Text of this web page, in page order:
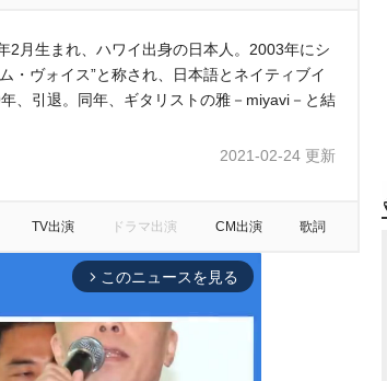
月生まれ、ハワイ出身の日本人。2003年にシ
・ヴォイス”と称され、日本語とネイティブイ
、引退。同年、ギタリストの雅－miyavi－と結
2021-02-24 更新
TV出演 ドラマ出演 CM出演 歌詞
arrow_forward_ios このニュースを見る